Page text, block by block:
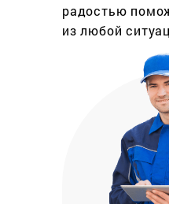
радостью
из любой